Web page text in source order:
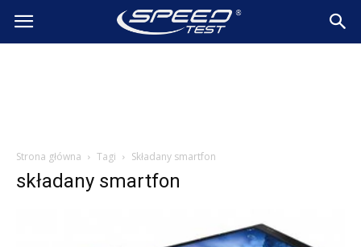
SpeedTest.pl
Strona główna Tagi Składany smartfon
składany smartfon